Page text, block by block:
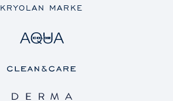
KRYOLAN MARKE